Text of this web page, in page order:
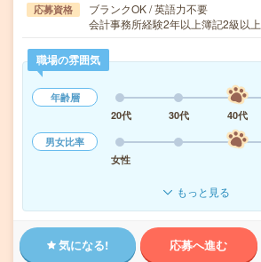
応募資格
ブランクOK / 英語力不要
会計事務所経験2年以上簿記2級以上
職場の雰囲気
年齢層
20代
30代 40代
男女比率
女性
もっと見る
気になる! 応募へ進む